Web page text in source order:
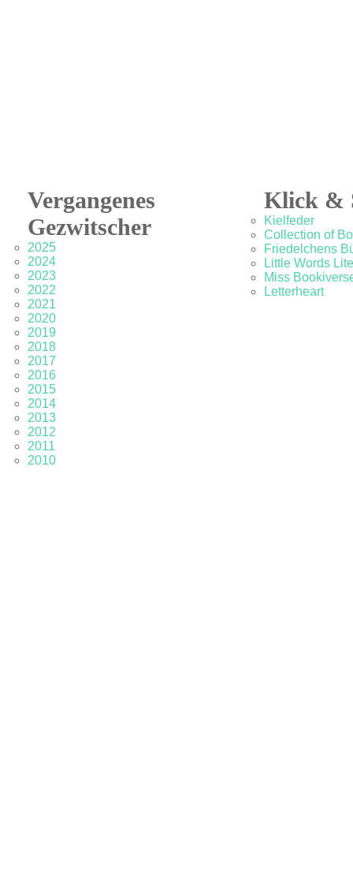
Vergangenes
Gezwitscher
2025
2024
2023
2022
2021
2020
2019
2018
2017
2016
2015
2014
2013
2012
2011
2010
Klick &
Kielfeder
Collection of
Friedelchens
Little Words
Miss
Letterheart